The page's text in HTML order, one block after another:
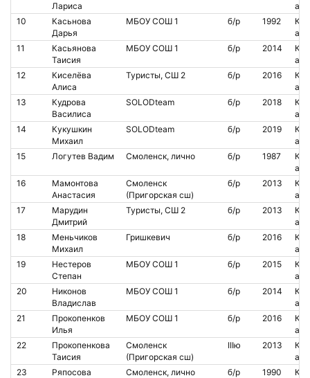
Лариса
10
Касьнова
Дарья
МБОУ СОШ 1 б/р 1992
11
Касьянова
Таисия
МБОУ СОШ 1 б/р 2014
12
Киселёва
Алиса
Туристы, СШ 2 б/р 2016
13
Кудрова
Василиса
SOLODteam б/р 2018
14
Кукушкин
Михаил
SOLODteam б/р 2019
15
Логутев Вадим Смоленск, лично б/р 1987
16
Мамонтова
Анастасия
Смоленск
(Пригорская сш)
б/р 2013
17
Марудин
Дмитрий
Туристы, СШ 2 б/р 2013
18
Меньчиков
Михаил
Гришкевич б/р 2016
19
Нестеров
Степан
МБОУ СОШ 1 б/р 2015
20
Никонов
Владислав
МБОУ СОШ 1 б/р 2014
21
Прокопенков
Илья
МБОУ СОШ 1 б/р 2016
22
Прокопенкова
Таисия
Смоленск
(Пригорская сш)
IIIю 2013
23
Ряпосова
Смоленск, лично б/р 1990